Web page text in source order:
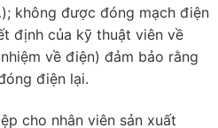
không được đóng mạch điện
định của kỹ thuật viên về
về điện) đảm bảo rằng
điện lại.